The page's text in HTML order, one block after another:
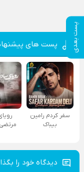
پست بعدی پست های
سفر کردم رامین
بیباک
دیدگاه خود را